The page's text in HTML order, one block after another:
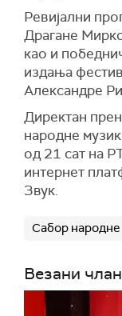
Ревијални
Драгане
као и
издања
Александре
Директан
народне
од 21 сат на
интернет
Звук.
Сабор
Везани